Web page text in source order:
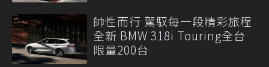
帥性而行 駕馭每一段精彩旅程
全新 BMW 318i Touring全台
限量200台